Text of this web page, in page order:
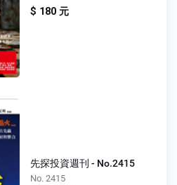
$ 180 元
先探投資週刊 - No.2415
No. 2415